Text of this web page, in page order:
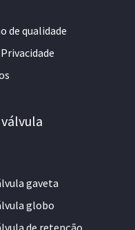
de qualidade
gaveta
globo
de retenção